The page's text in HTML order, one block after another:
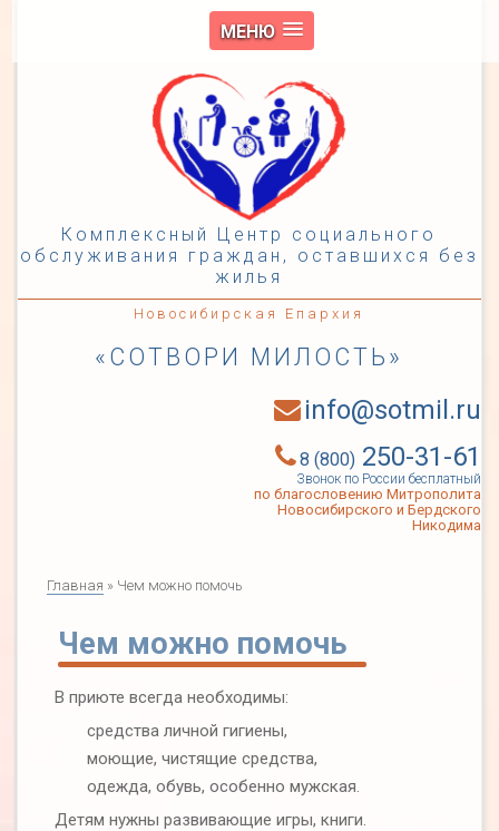
МЕНЮ
Комплексный Центр социального
обслуживания граждан, оставшихся без
жилья
Новосибирская Епархия
«СОТВОРИ МИЛОСТЬ»
info@sotmil.ru
8 (800)250-31-61
Звонок по России бесплатный
по благословению Митрополита
Новосибирского и Бердского
Никодима
Главная » Чем можно помочь
Чем можно помочь
В приюте всегда необходимы:
средства личной гигиены,
моющие, чистящие средства,
одежда, обувь, особенно мужская.
Детям нужны развивающие игры, книги.